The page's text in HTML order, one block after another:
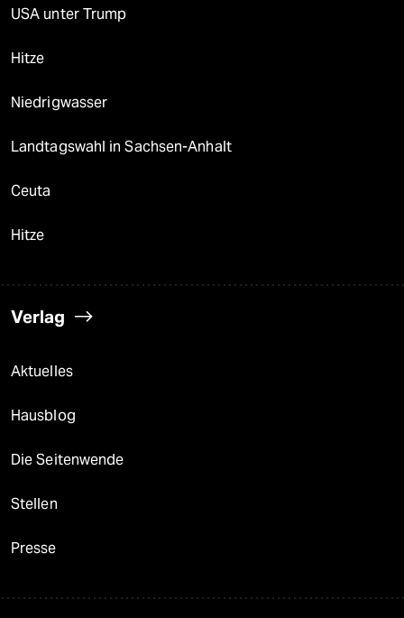
USA unter Trump
Hitze
Niedrigwasser
Landtagswahl in Sachsen-Anhalt
Ceuta
Hitze
Verlag
Aktuelles
Hausblog
Die Seitenwende
Stellen
Presse